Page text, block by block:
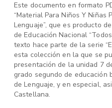
Este documento en formato
“Material Para Niños Y Niñas
Lenguaje”, que es producto
de Educación Nacional
texto hace parte de la serie
esta colección en la que se
presentación de la unidad 7
grado segundo de educación
de Lenguaje, y en especial,
Castellana.